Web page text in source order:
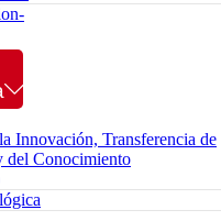
Innovación, Transferencia de
del Conocimiento